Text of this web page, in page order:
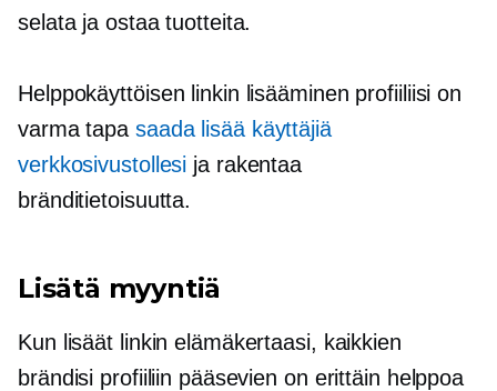
selata ja ostaa tuotteita.
Helppokäyttöisen linkin lisääminen profiiliisi on
varma tapa saada lisää käyttäjiä
verkkosivustollesi ja rakentaa
bränditietoisuutta.
Lisätä myyntiä
Kun lisäät linkin elämäkertaasi, kaikkien
brändisi profiiliin pääsevien on erittäin helppoa